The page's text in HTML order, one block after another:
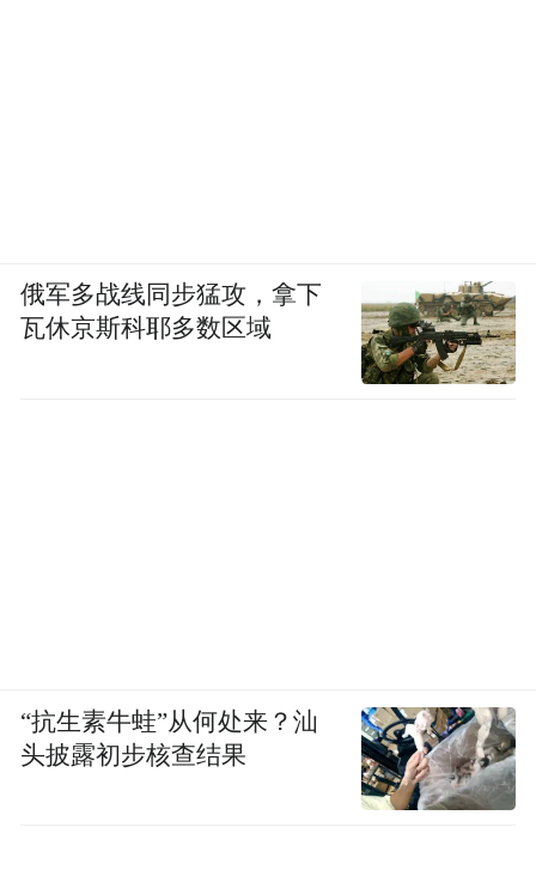
俄军多战线同步猛攻，拿下
瓦休京斯科耶多数区域
“抗生素牛蛙”从何处来？汕
头披露初步核查结果